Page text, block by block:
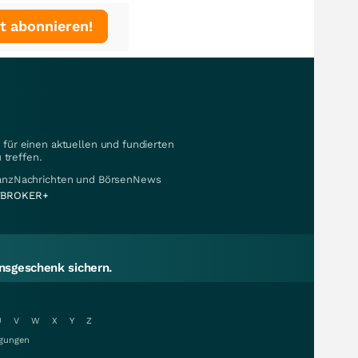
abonnieren!
für einen aktuellen und fundierten
treffen.
und BörsenNews
sichern.
V W X Y
Z